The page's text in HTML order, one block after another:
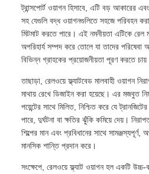
ট্রান্সপোর্ট ওয়াগন হিসাবে, এটি বড় আকারের
সহ যেগুলি বদ্ধ ওয়াগনগুলিতে সহজে পরিবহন করা
মিটমাট করতে পারে। এই নমনীয়তা এটিকে রেল
অপরিহার্য সম্পদ করে তোলে যা তাদের
বিভিন্ন গ্রাহকের প্রয়োজনীয়তা পূরণ করতে
তাছাড়া, রেলওয়ে ফ্ল্যাটবেড মালবাহী ওয়াগন
মাথায় রেখে ডিজাইন করা হয়েছে। এর মজবুত
পয়েন্টের সাথে মিলিত, নিশ্চিত করে যে
পারে, দুর্ঘটনা বা ক্ষতির ঝুঁকি কমিয়ে দেয়।
শিল্পের মান এবং প্রবিধানের সাথে
মানসিক শান্তি প্রদান করে।
সংক্ষেপে, রেলওয়ে ফ্ল্যাট ওয়াগন হল একটি